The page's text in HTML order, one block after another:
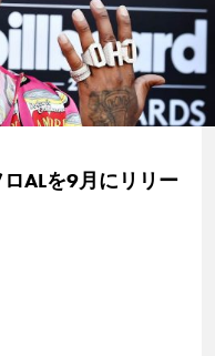
ALを9月にリリー